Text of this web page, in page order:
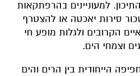
למעוניינים בהרפתקאות
סירות יאכטה או להצטרף
הקרובים ולגלות מופע חי
וצמחי הים.
הייחודית בין הרים והים